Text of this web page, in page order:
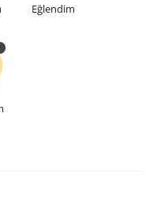
Eğlendim